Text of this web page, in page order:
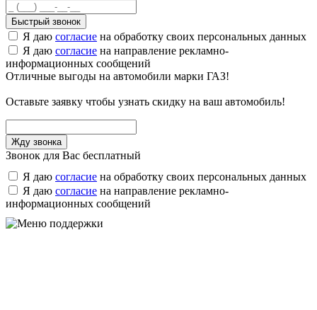
Быстрый звонок
Я даю согласие на обработку своих персональных данных
Я даю согласие на направление рекламно-
информационных сообщений
Отличные выгоды на автомобили марки ГАЗ!
Оставьте заявку чтобы узнать скидку на ваш автомобиль!
Звонок для Вас бесплатный
Я даю согласие на обработку своих персональных данных
Я даю согласие на направление рекламно-
информационных сообщений